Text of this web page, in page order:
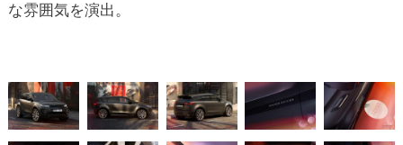
な雰囲気を演出。